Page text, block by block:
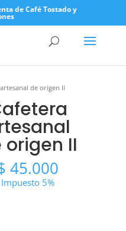
de Café Tostado y
de origen II
origen II
45.000
Impuesto 5%